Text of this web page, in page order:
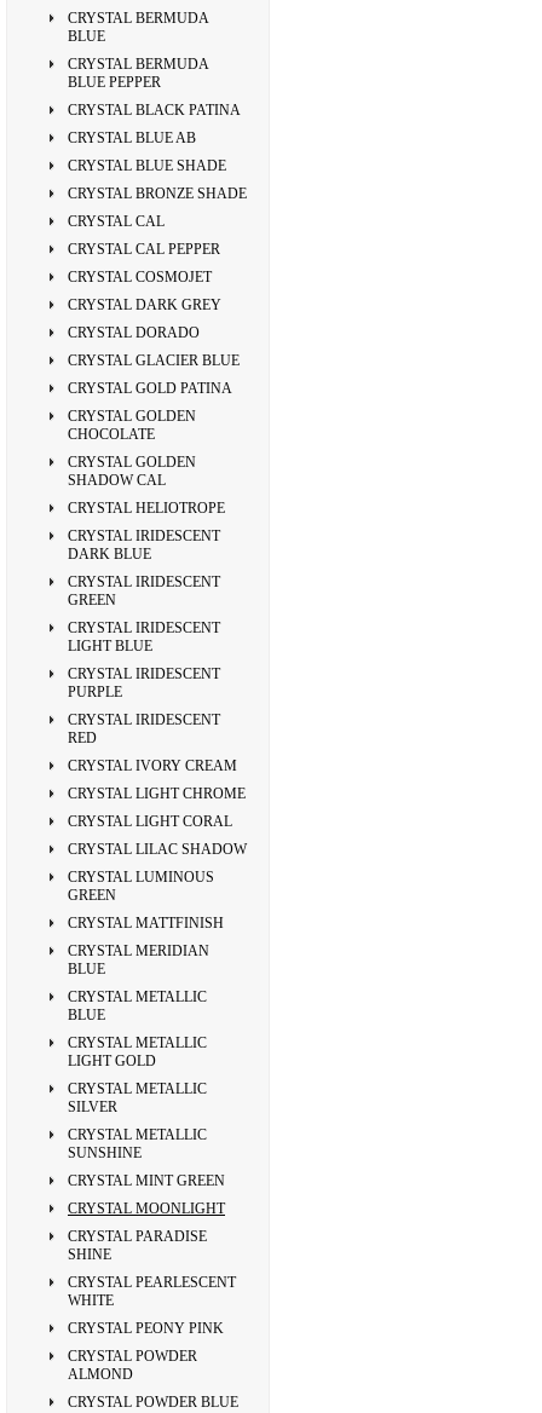
CRYSTAL BERMUDA
BLUE
CRYSTAL BERMUDA
BLUE PEPPER
CRYSTAL BLACK PATINA
CRYSTAL BLUE AB
CRYSTAL BLUE SHADE
CRYSTAL BRONZE SHADE
CRYSTAL CAL
CRYSTAL CAL PEPPER
CRYSTAL COSMOJET
CRYSTAL DARK GREY
CRYSTAL DORADO
CRYSTAL GLACIER BLUE
CRYSTAL GOLD PATINA
CRYSTAL GOLDEN
CHOCOLATE
CRYSTAL GOLDEN
SHADOW CAL
CRYSTAL HELIOTROPE
CRYSTAL IRIDESCENT
DARK BLUE
CRYSTAL IRIDESCENT
GREEN
CRYSTAL IRIDESCENT
LIGHT BLUE
CRYSTAL IRIDESCENT
PURPLE
CRYSTAL IRIDESCENT
RED
CRYSTAL IVORY CREAM
CRYSTAL LIGHT CHROME
CRYSTAL LIGHT CORAL
CRYSTAL LILAC SHADOW
CRYSTAL LUMINOUS
GREEN
CRYSTAL MATTFINISH
CRYSTAL MERIDIAN
BLUE
CRYSTAL METALLIC
BLUE
CRYSTAL METALLIC
LIGHT GOLD
CRYSTAL METALLIC
SILVER
CRYSTAL METALLIC
SUNSHINE
CRYSTAL MINT GREEN
CRYSTAL MOONLIGHT
CRYSTAL PARADISE
SHINE
CRYSTAL PEARLESCENT
WHITE
CRYSTAL PEONY PINK
CRYSTAL POWDER
ALMOND
CRYSTAL POWDER BLUE